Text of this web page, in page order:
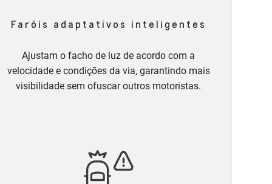
Faróis adaptativos inteligentes
Ajustam o facho de luz de acordo com a
velocidade e condições da via, garantindo mais
visibilidade sem ofuscar outros motoristas.​​